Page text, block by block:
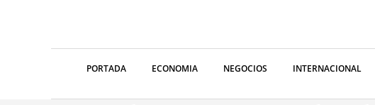
PORTADA ECONOMIA NEGOCIOS INTERNACIONAL